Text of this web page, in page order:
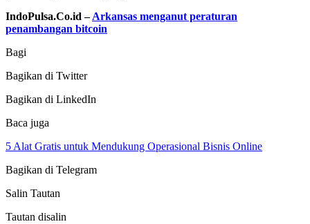
IndoPulsa.Co.id –Arkansas menganut peraturan
penambangan bitcoin
Bagi
Bagikan di Twitter
Bagikan di LinkedIn
Baca juga
5 Alat Gratis untuk Mendukung Operasional Bisnis Online
Bagikan di Telegram
Salin Tautan
Tautan disalin